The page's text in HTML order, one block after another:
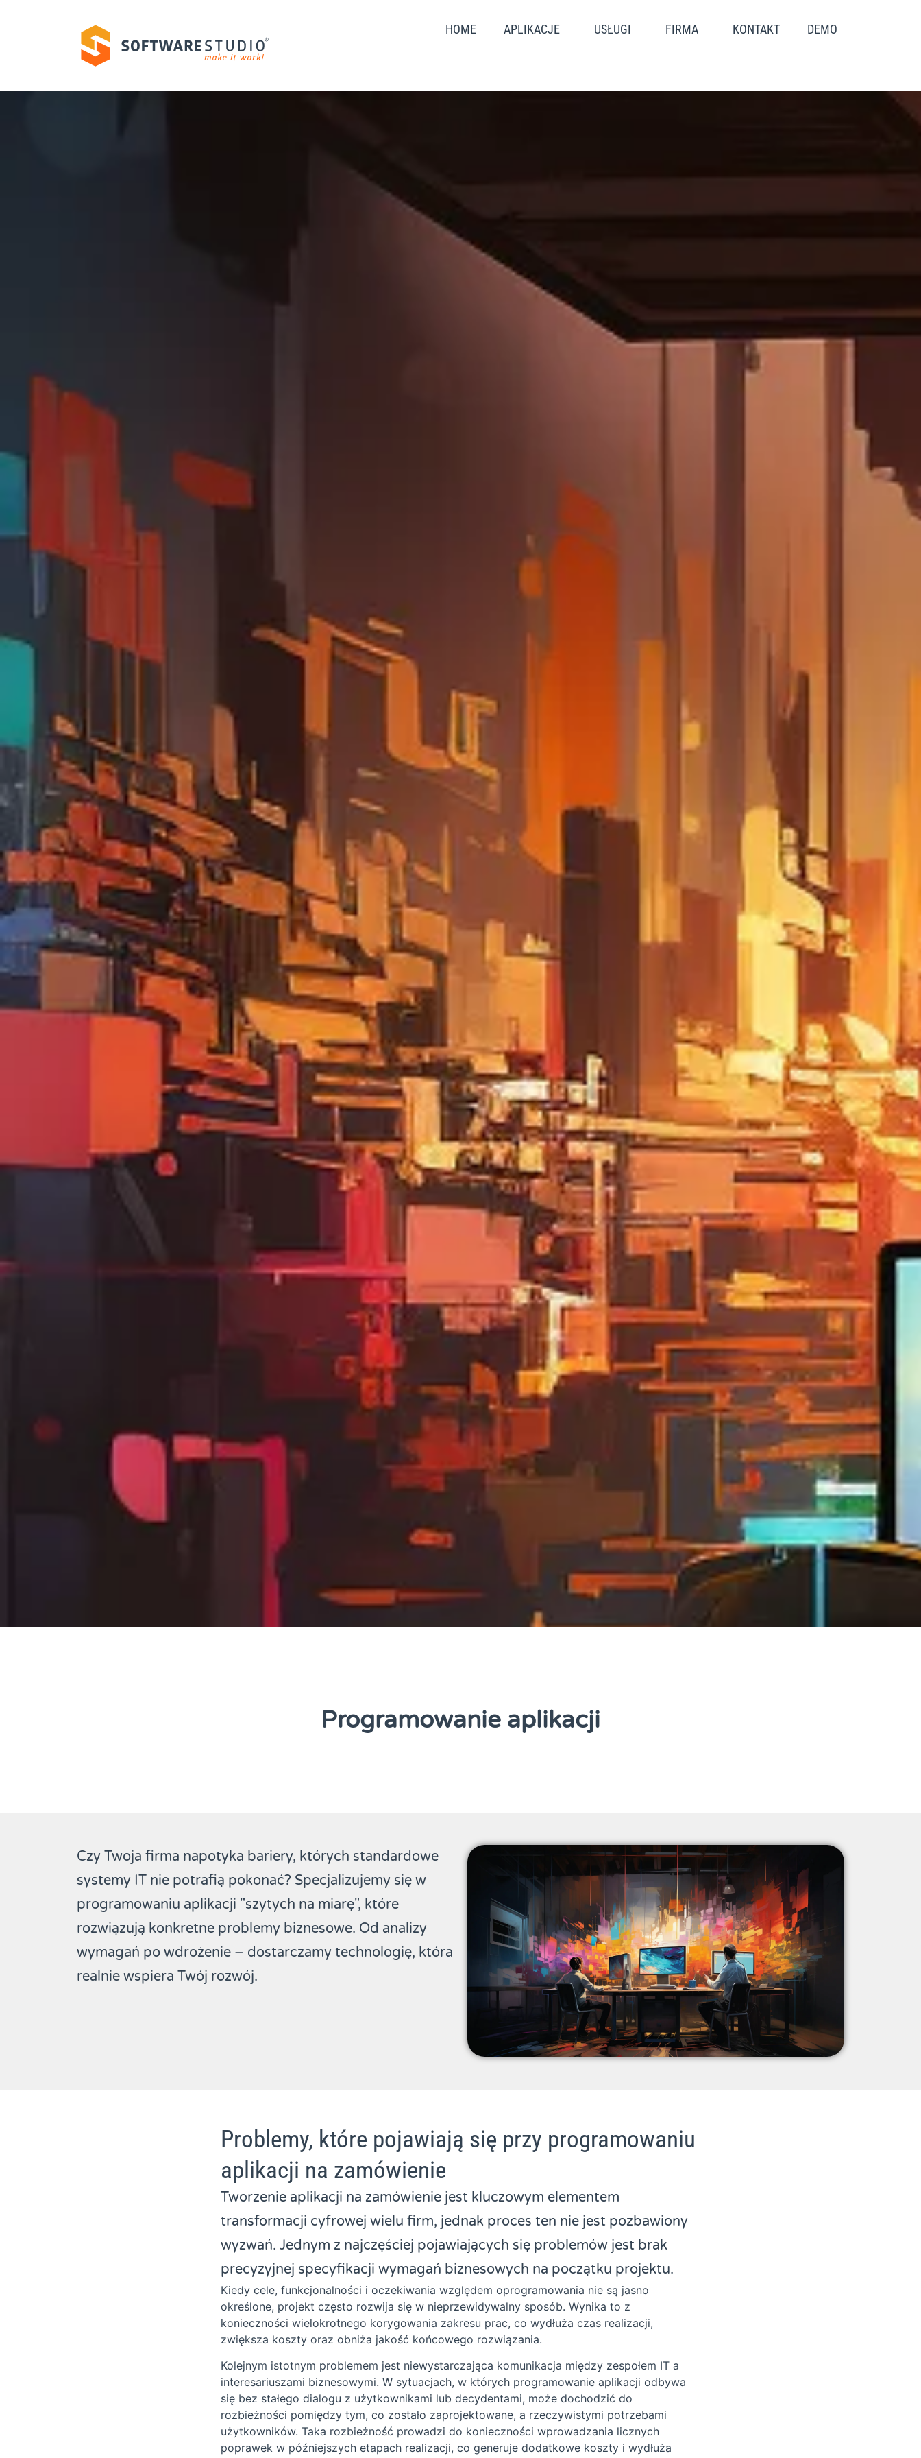
HOME APLIKACJE USŁUGI FIRMA KONTAKT DEMO
Programowanie aplikacji
Czy Twoja firma napotyka bariery, których standardowe
systemy IT nie potrafią pokonać? Specjalizujemy się w
programowaniu aplikacji "szytych na miarę", które
rozwiązują konkretne problemy biznesowe. Od analizy
wymagań po wdrożenie – dostarczamy technologię, która
realnie wspiera Twój rozwój.
Problemy, które pojawiają się przy programowaniu
aplikacji na zamówienie
Tworzenie aplikacji na zamówienie jest kluczowym elementem
transformacji cyfrowej wielu firm, jednak proces ten nie jest pozbawiony
wyzwań. Jednym z najczęściej pojawiających się problemów jest brak
precyzyjnej specyfikacji wymagań biznesowych na początku projektu.
Kiedy cele, funkcjonalności i oczekiwania względem oprogramowania nie są jasno
określone, projekt często rozwija się w nieprzewidywalny sposób. Wynika to z
konieczności wielokrotnego korygowania zakresu prac, co wydłuża czas realizacji,
zwiększa koszty oraz obniża jakość końcowego rozwiązania.
Kolejnym istotnym problemem jest niewystarczająca komunikacja między zespołem IT a
interesariuszami biznesowymi. W sytuacjach, w których programowanie aplikacji odbywa
się bez stałego dialogu z użytkownikami lub decydentami, może dochodzić do
rozbieżności pomiędzy tym, co zostało zaprojektowane, a rzeczywistymi potrzebami
użytkowników. Taka rozbieżność prowadzi do konieczności wprowadzania licznych
poprawek w późniejszych etapach realizacji, co generuje dodatkowe koszty i wydłuża